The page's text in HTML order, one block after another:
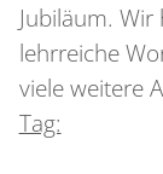
Jubiläum.
lehrreiche
viele weitere
Tag: